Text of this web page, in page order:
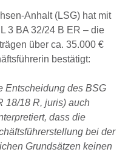
Anhalt (LSG) hat mit
3 BA 32/24 B ER – die
über ca. 35.000 €
bestätigt:
Entscheidung des BSG
18/18 R, juris) auch
dass die
bei der
Grundsätzen keinen